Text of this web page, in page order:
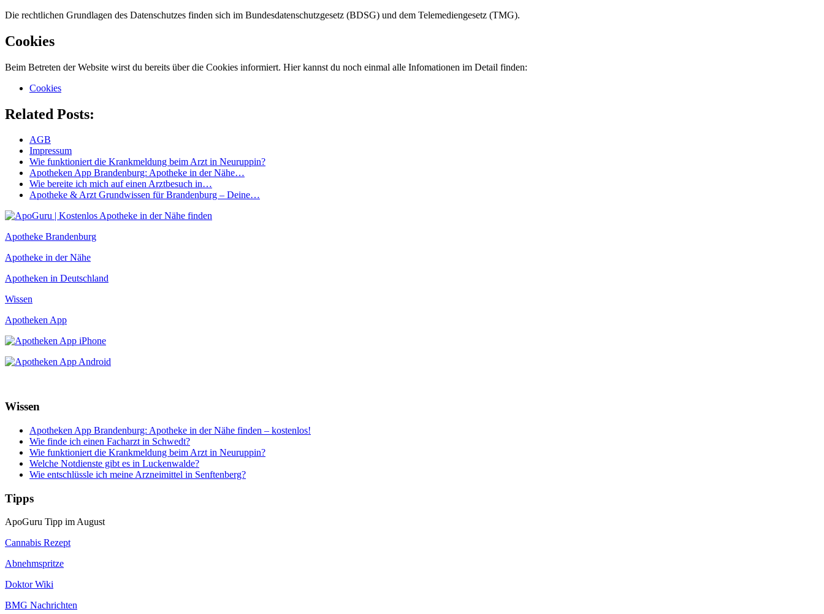
Die rechtlichen Grundlagen des Datenschutzes finden sich im Bundesdatenschutzgesetz (BDSG) und dem Telemediengesetz (TMG).
Cookies
Beim Betreten der Website wirst du bereits über die Cookies informiert. Hier kannst du noch einmal alle Infomationen im Detail finden:
Cookies
Related Posts:
AGB
Impressum
Wie funktioniert die Krankmeldung beim Arzt in Neuruppin?
Apotheken App Brandenburg: Apotheke in der Nähe…
Wie bereite ich mich auf einen Arztbesuch in…
Apotheke & Arzt Grundwissen für Brandenburg – Deine…
Apotheke Brandenburg
Apotheke in der Nähe
Apotheken in Deutschland
Wissen
Apotheken App
Wissen
Apotheken App Brandenburg: Apotheke in der Nähe finden – kostenlos!
Wie finde ich einen Facharzt in Schwedt?
Wie funktioniert die Krankmeldung beim Arzt in Neuruppin?
Welche Notdienste gibt es in Luckenwalde?
Wie entschlüssle ich meine Arzneimittel in Senftenberg?
Tipps
ApoGuru Tipp im August
Cannabis Rezept
Abnehmspritze
Doktor Wiki
BMG Nachrichten